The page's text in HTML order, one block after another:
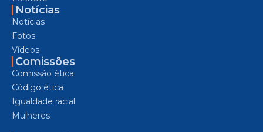
Notícias
Notícias
Fotos
Vídeos
Comissões
Comissão ética
Código ética
Igualdade racial
Mulheres